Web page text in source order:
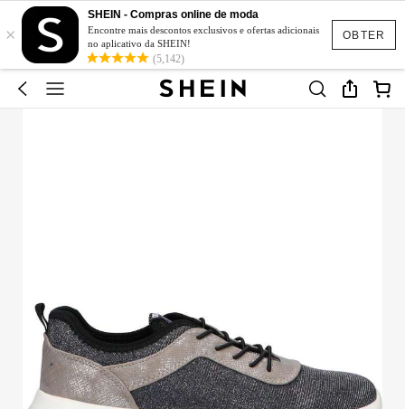
OBTER
×
SHEIN - Compras online de moda
Encontre mais descontos exclusivos e ofertas adicionais
no aplicativo da SHEIN!
(5,142)